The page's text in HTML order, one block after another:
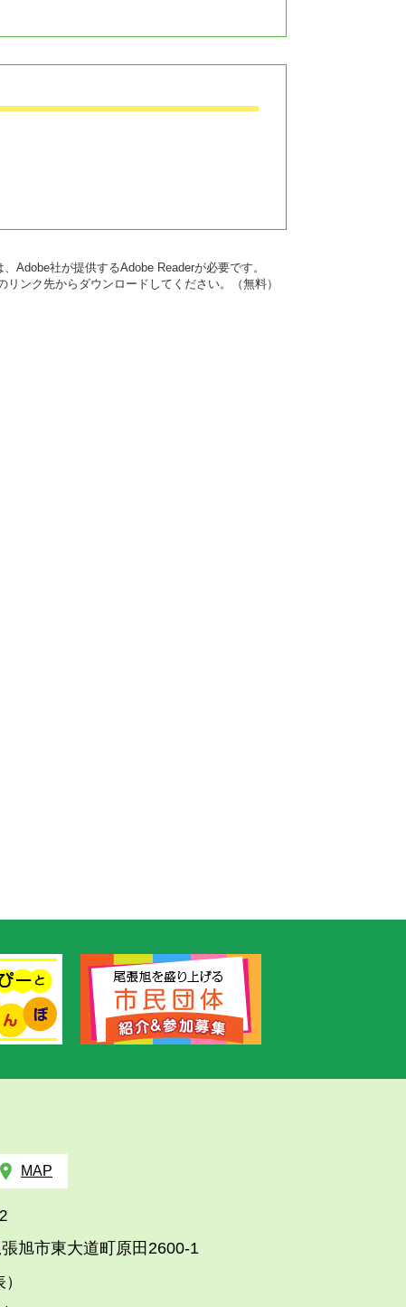
Adobe社が提供するAdobe Readerが必要です。
ンク先からダウンロードしてください。（無料）
MAP
旭市東大道町原田2600-1